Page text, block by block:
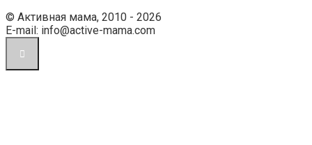
© Активная мама, 2010 - 2026
E-mail: info@active-mama.com